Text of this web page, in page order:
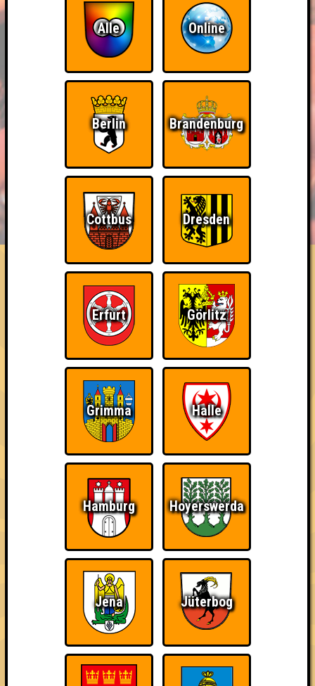
HIGHSCORE RESERVIERUNG
FAQ ÜBER UNS
Justin League
Errungenschaften
Kleiner Hinweis: bei uns sind Teams, die in einem Stechen
verlieren, trotzdem auf dem 1. Platz - den haben sie sich
schließlich verdient! Entsprechend gibt es für diese auch
Errungenschaften für den 1. Platz.
Schon wieder zum
Teil der Oberschicht
Eindeutiger Sieg
Wiederzehn macht
Quizveteran
Alle Online
Berlin Brandenburg
Cottbus Dresden
Erfurt Görlitz
Grimma Halle
Hamburg Hoyerswerda
Jena Jüterbog